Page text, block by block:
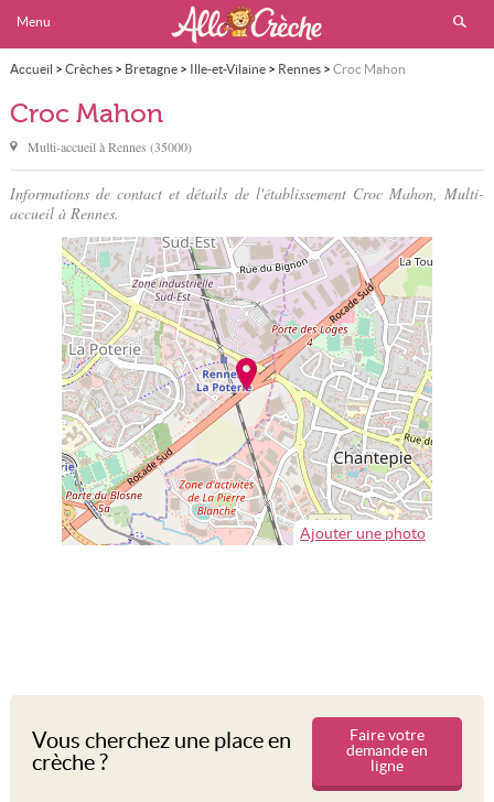
Menu
Accueil > Crèches> Bretagne> Ille-et-Vilaine> Rennes> Croc Mahon
Croc Mahon
Multi-accueil àRennes (35000)
Informations de contact et détails de l'établissement Croc Mahon, Multi-
accueil à Rennes.
Ajouter une photo
Vous cherchez une place en
crèche ?
Faire votre
demande en
ligne